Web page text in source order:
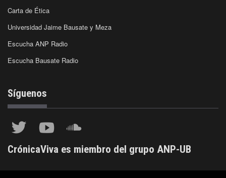
Carta de Ética
Universidad Jaime Bausate y Meza
Escucha ANP Radio
Escucha Bausate Radio
Síguenos
CrónicaViva es miembro del grupo ANP-UB